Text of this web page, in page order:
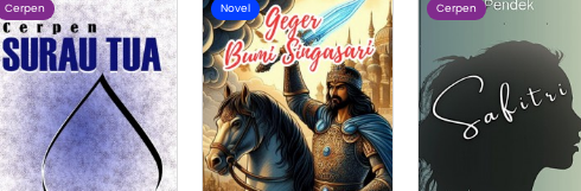
Cerpen Novel Cerpen